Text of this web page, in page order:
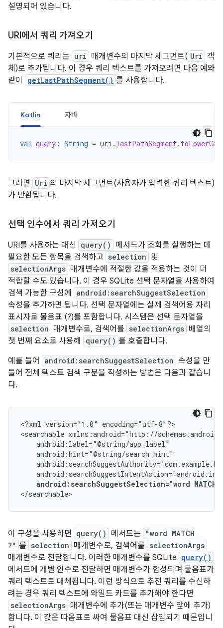
설명되어 있습니다.
URI에서 쿼리 가져오기
기본적으로 쿼리는 uri 매개변수의 마지막 세그먼트( Uri 객
체)로 추가됩니다. 이 경우 쿼리 텍스트를 가져오려면 다음 예와
같이
getLastPathSegment() 를 사용합니다.
Kotlin 자바
val query : String = uri . lastPathSegment.
그러면 Uri 의 마지막 세그먼트(사용자가 입력한 쿼리 텍스트)
가 반환됩니다.
선택 인수에서 쿼리 가져오기
URI를 사용하는 대신 query()
메서드가 조회를 실행하는 데
필요한 모든 항목을 검색하고 selection 및
selectionArgs 매개변수에 적절한 값을 적용하는 것이 더
적합할 수도 있습니다. 이 경우 SQLite 선택 문자열을 사용하여
검색 가능한 구성에
android:searchSuggestSelection
속성을 추가하면 됩니다. 선택 문자열에는 실제 검색어용 자리
표시자로 물음표 (?)를 포함합니다. 시스템은 선택 문자열을
selection 매개변수로, 검색어를 selectionArgs 배열의
첫 번째 요소로 사용해
query() 를 호출합니다.
예를 들어
android:searchSuggestSelection 속성을 만
들어 전체 텍스트 검색 구문을 작성하는 방법은 다음과 같습니
다.
<?xml version="1.0"
encoding="utf-8"?>
<searchable
android:searchSuggestSelection="word MATCH
</searchable>
이 구성을 사용하면 query() 메서드는
"word MATCH
?" 를 selection 매개변수로, 검색어를 selectionArgs
매개변수로 전달합니다. 이러한 매개변수를 SQLite query()
메서드에 개별 인수로 전달하면 매개변수가 합성되며 물음표가
쿼리 텍스트로 대체됩니다. 이런 방식으로 추천 쿼리를 수신하
려는 경우 쿼리 텍스트에 와일드 카드를 추가해야 한다면
selectionArgs 매개변수에 추가(또는 매개변수 앞에 추가)
합니다. 이 값은 따옴표로 싸여 물음표 대신 삽입되기 때문입니